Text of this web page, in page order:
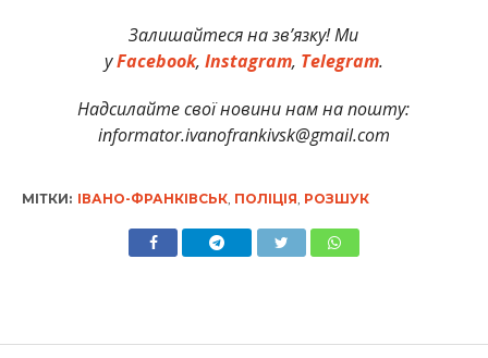
Залишайтеся на зв’язку! Ми
уFacebook, Instagram, Telegram.
Надсилайте свої новини нам на пошту:
informator.ivanofrankivsk@gmail.com
МІТКИ: ІВАНО-ФРАНКІВСЬК, ПОЛІЦІЯ РОЗШУК